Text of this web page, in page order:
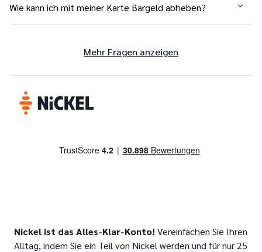
Wie kann ich mit meiner Karte Bargeld abheben?
Mehr Fragen anzeigen
Nickel ist das Alles-Klar-Konto! Vereinfachen Sie Ihren
Alltag, indem Sie ein Teil von Nickel werden und für nur 25